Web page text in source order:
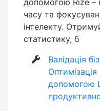
допомогою Rize –
часу та
інтелекту.
статистику, б
Валідація
допомогою